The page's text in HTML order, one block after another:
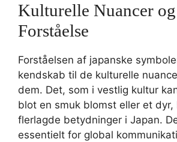
Kulturelle Nuancer
Forståelse
Forståelsen af japanske
kendskab til de kulturelle
dem. Det, som i vestlig kultur
blot en smuk blomst eller et dyr,
flerlagde betydninger i Japan.
essentielt for global